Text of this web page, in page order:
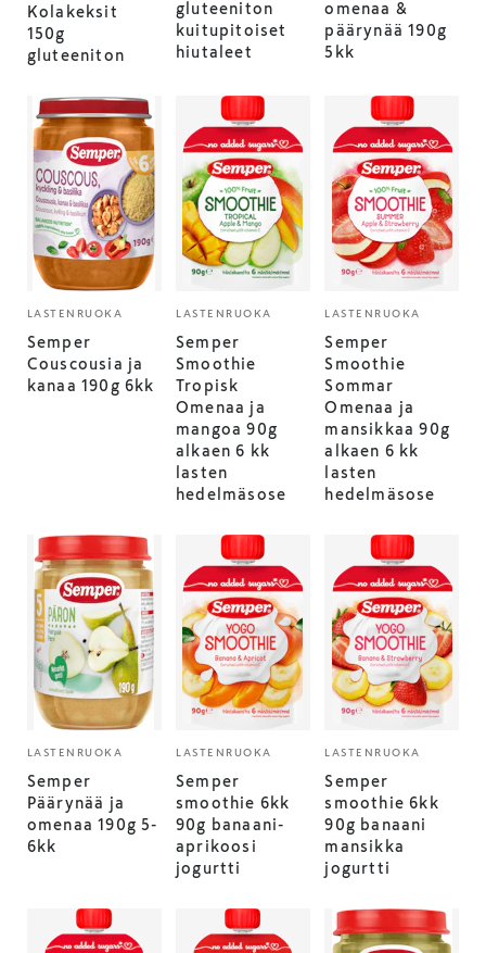
Kolakeksit
150g
gluteeniton
gluteeniton
kuitupitoiset
hiutaleet
omenaa &
päärynää 190g
5kk
LASTENRUOKA
Semper
Couscousia ja
kanaa 190g 6kk
LASTENRUOKA
Semper
Smoothie
Tropisk
Omenaa ja
mangoa 90g
alkaen 6 kk
lasten
hedelmäsose
LASTENRUOKA
Semper
Smoothie
Sommar
Omenaa ja
mansikkaa 90g
alkaen 6 kk
lasten
hedelmäsose
LASTENRUOKA
Semper
Päärynää ja
omenaa 190g 5-
6kk
LASTENRUOKA
Semper
smoothie 6kk
90g banaani-
aprikoosi
jogurtti
LASTENRUOKA
Semper
smoothie 6kk
90g banaani
mansikka
jogurtti